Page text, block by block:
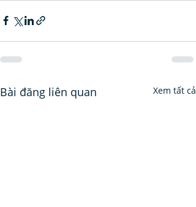
Bài đăng liên quan Xem tất cả